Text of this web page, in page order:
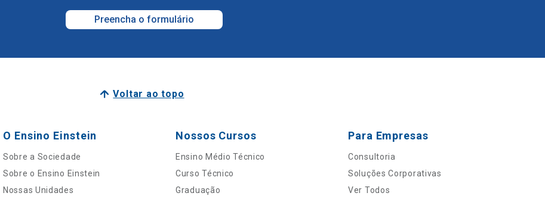
Preencha o formulário
Voltar ao topo
O Ensino Einstein
Sobre a Sociedade
Sobre o Ensino Einstein
Nossas Unidades
Nossos Cursos
Ensino Médio Técnico
Curso Técnico
Graduação
Para Empresas
Consultoria
Soluções Corporativas
Ver Todos